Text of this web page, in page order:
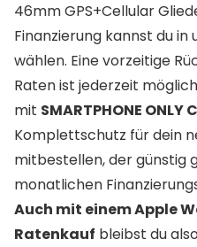
46mm GPS+Cellular
Finanzierung kannst du
wählen. Eine vorzeitige
Raten ist jederzeit
mit SMARTPHONE ONLY
Komplettschutz für dein
mitbestellen, der günstig
monatlichen
Auch mit einem Apple
Ratenkauf bleibst du